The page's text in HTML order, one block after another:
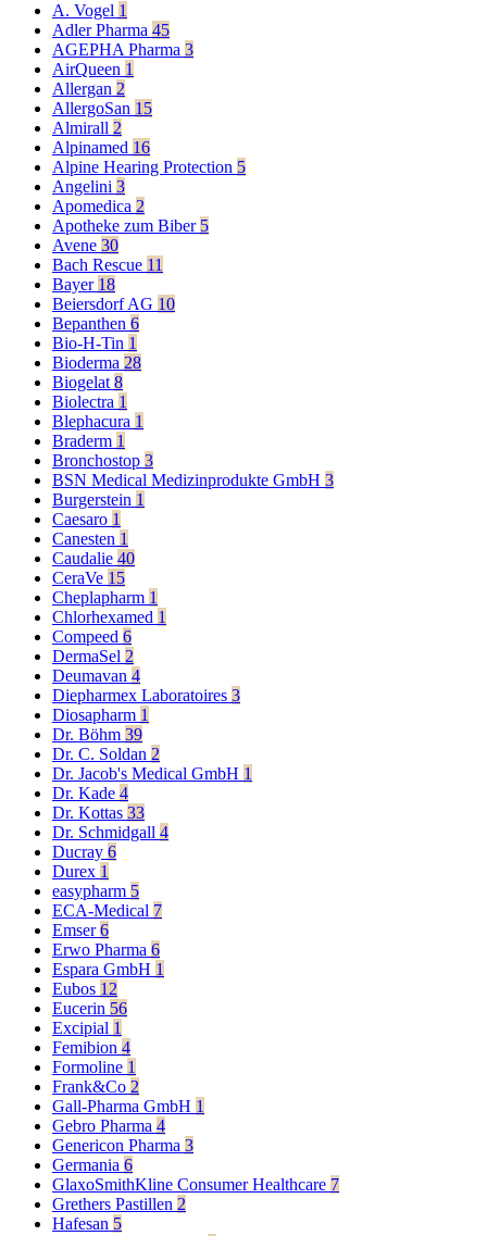
A. Vogel 1
Adler Pharma 45
AGEPHA Pharma 3
AirQueen 1
Allergan 2
AllergoSan 15
Almirall 2
Alpinamed 16
Alpine Hearing Protection 5
Angelini 3
Apomedica 2
Apotheke zum Biber 5
Avene 30
Bach Rescue 11
Bayer 18
Beiersdorf AG 10
Bepanthen 6
Bio-H-Tin 1
Bioderma 28
Biogelat 8
Biolectra 1
Blephacura 1
Braderm 1
Bronchostop 3
BSN Medical Medizinprodukte GmbH 3
Burgerstein 1
Caesaro 1
Canesten 1
Caudalie 40
CeraVe 15
Cheplapharm 1
Chlorhexamed 1
Compeed 6
DermaSel 2
Deumavan 4
Diepharmex Laboratoires 3
Diosapharm 1
Dr. Böhm 39
Dr. C. Soldan 2
Dr. Jacob's Medical GmbH 1
Dr. Kade 4
Dr. Kottas 33
Dr. Schmidgall 4
Ducray 6
Durex 1
easypharm 5
ECA-Medical 7
Emser6
Erwo Pharma 6
Espara GmbH 1
Eubos 12
Eucerin 56
Excipial 1
Femibion 4
Formoline 1
Frank&Co 2
Gall-Pharma GmbH 1
Gebro Pharma 4
Genericon Pharma 3
Germania 6
GlaxoSmithKline Consumer Healthcare 7
Grethers Pastillen 2
Hafesan 5